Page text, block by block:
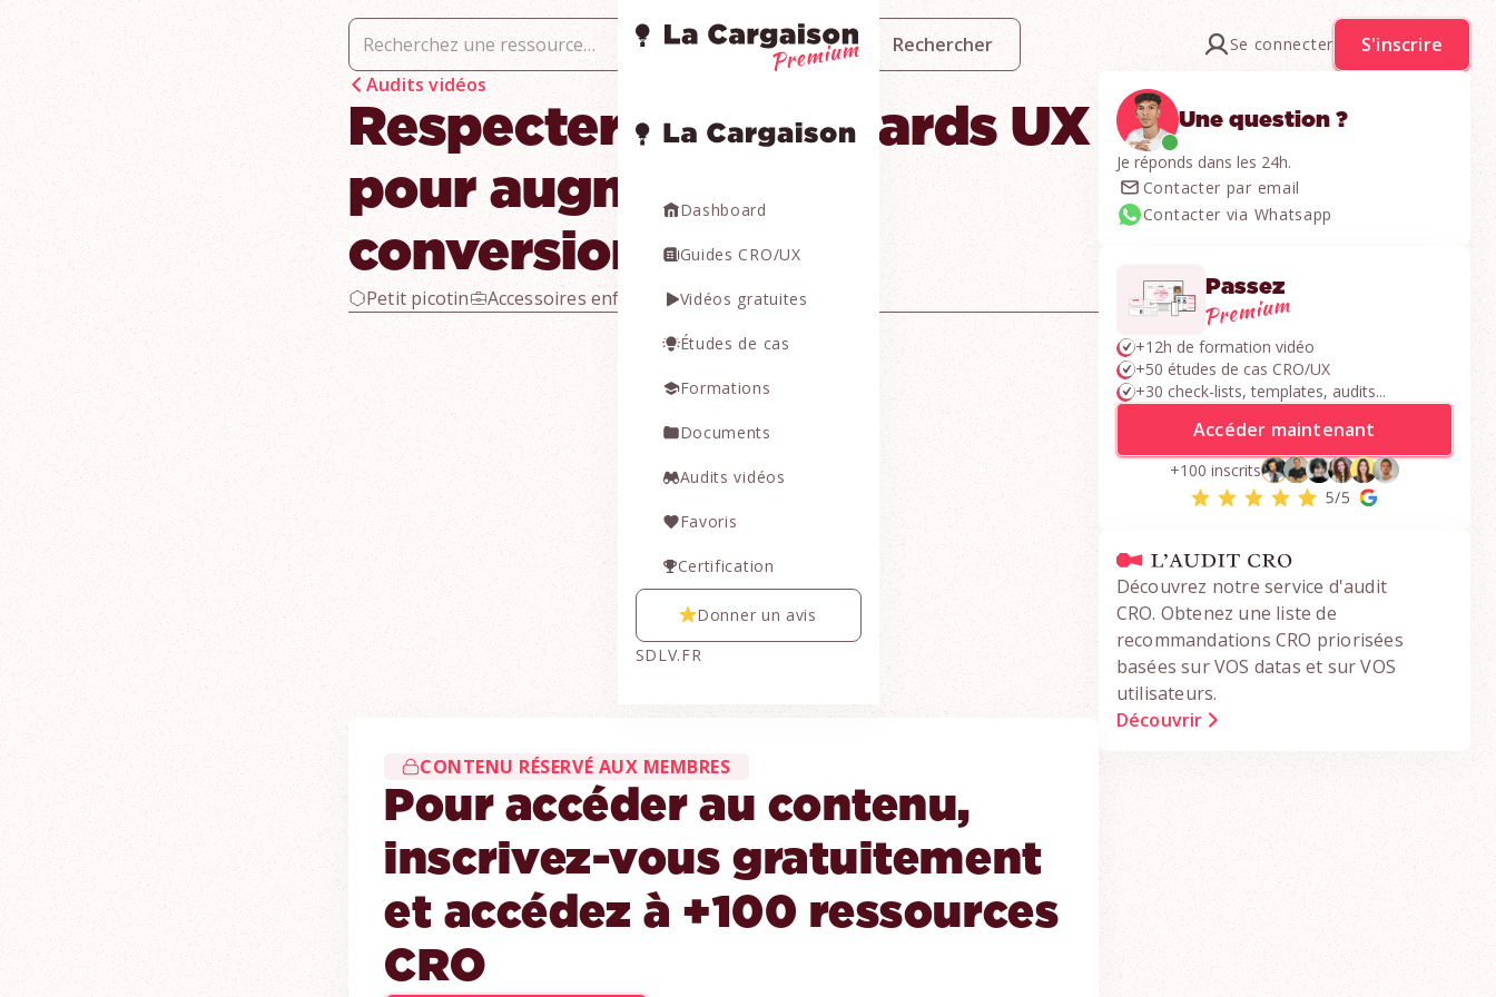
Se connecter
S'inscrire
Audits vidéos
Respecter les standards UX
pour augmenter les
conversions
Petit picotin Accessoires enfant 13 min
CONTENU RÉSERVÉ AUX MEMBRES
Pour accéder au contenu,
inscrivez-vous gratuitement
et accédez à +100 ressources
CRO
Une question ?
Je réponds dans les 24h.
Contacter par email
Contacter via Whatsapp
Passez
+12h de formation vidéo
+50 études de cas CRO/UX
+30 check-lists, templates, audits...
Accéder maintenant
+100 inscrits
Découvrez notre service d'audit
CRO. Obtenez une liste de
recommandations CRO priorisées
basées sur VOS datas et sur VOS
utilisateurs.
Découvrir
Dashboard
Guides CRO/UX
Vidéos gratuites
Études de cas
Formations
Documents
Audits vidéos
Favoris
Certification
Donner un avis
SDLV.FR